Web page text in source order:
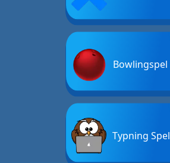
Bowlingspel
Typning Spel